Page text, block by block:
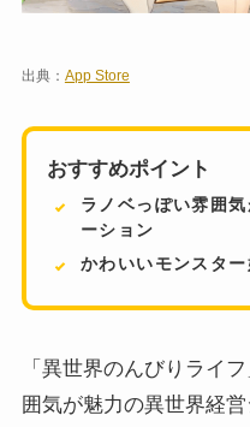
出典： App Store
おすすめポイント
ラノベっぽい雰囲
ーション
かわいいモンスター
「異世界のんびりライ
囲気が魅力の異世界経